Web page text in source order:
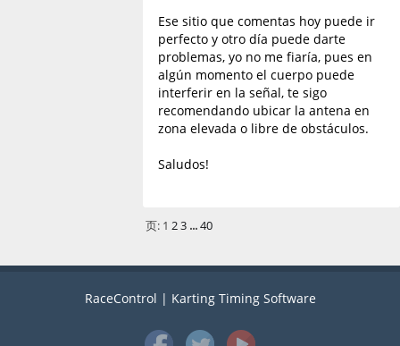
Ese sitio que comentas hoy puede ir
perfecto y otro día puede darte
problemas, yo no me fiaría, pues en
algún momento el cuerpo puede
interferir en la señal, te sigo
recomendando ubicar la antena en
zona elevada o libre de obstáculos.
Saludos!
页: 1 2 3 ...40
RaceControl | Karting Timing Software